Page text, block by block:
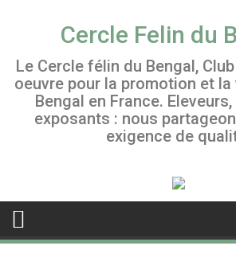
Cercle Felin du
Le Cercle félin du Bengal, Club
oeuvre pour la promotion et
Bengal en France.
exposants : nous
exigence de